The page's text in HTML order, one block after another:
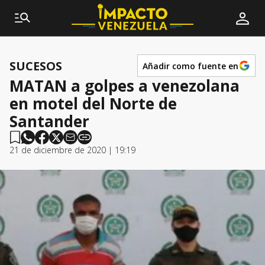
SUCESOS Añadir como fuente en
MATAN a golpes a venezolana
en motel del Norte de
Santander
21 de diciembre de 2020 | 19:19